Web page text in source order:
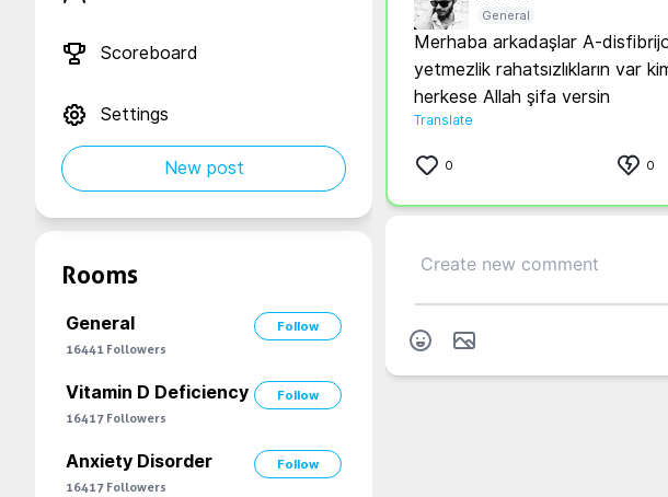
Scoreboard
Settings
New post
Rooms
General
Follow
16441 Followers
Vitamin D Deficiency
Follow
16417 Followers
Anxiety Disorder
Follow
16417 Followers
General
Merhaba arkadaşlar A-
yetmezlik rahatsızlıkların var
herkese Allah şifa versin
Translate
0 0